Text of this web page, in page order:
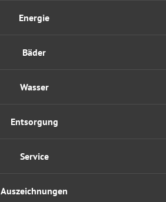
Energie
Wasser
Bäder
Entsorgung
Service
Auszeichnungen